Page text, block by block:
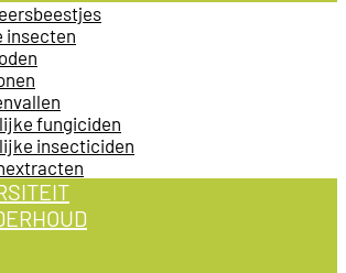
insecten
fungiciden
insecticiden